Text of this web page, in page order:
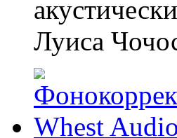
Луиса